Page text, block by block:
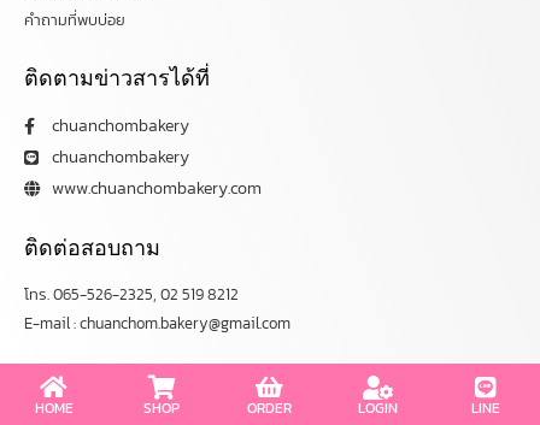
คำถามที่พบบ่อย
ติดตามข่าวสารได้ที่
chuanchombakery
chuanchombakery
www.chuanchombakery.com
ติดต่อสอบถาม
โทร. 065-526-2325, 02 519 8212
E-mail : chuanchom.bakery@gmail.com
Copyright © 2012–2023 chuanchombakery.com All rights reserved.
HOME SHOP ORDER LOGIN LINE